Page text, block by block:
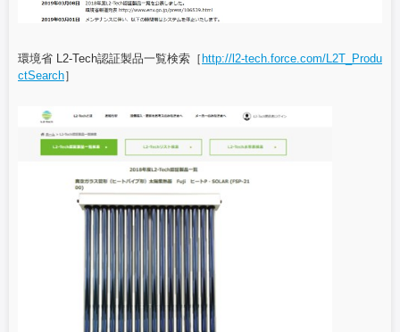
環境省 L2-Tech認証製品一覧検索［ http://l2-tech.force.com/L2T_Produ
ctSearch］